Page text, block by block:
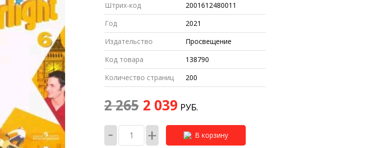
Штрих-код
2001612480011
Год
2021
Издательство
Просвещение
Код товара
138790
Количество страниц
200
2 265 2 039 РУБ.
- + В корзину